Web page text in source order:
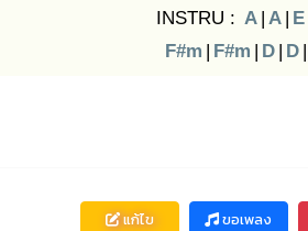
INSTRU : A | A | E
F#m | F#m | D | D |
แก้ไข ขอเพลง